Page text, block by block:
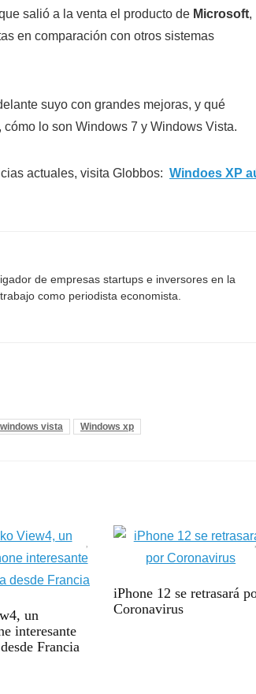
salió a la venta el producto de Microsoft,
en comparación con otros sistemas
suyo con grandes mejoras, y qué
lo son Windows 7 y Windows Vista.
actuales, visita Globbos: Windoes XP
de empresas startups e inversores en la
como periodista economista.
windows vista Windows xp
un
interesante
Francia
iPhone 12 se retrasará
Coronavirus